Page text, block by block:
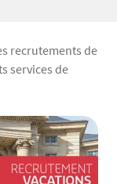
recrutements de
services de